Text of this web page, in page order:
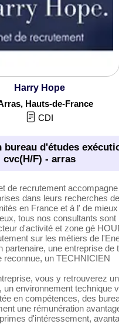
Harry Hope
, Hauts-de-France
CDI
bureau d'études
cvc(H/F) - arras
de recrutement accompagne
dans leurs recherches
en France et à l' de mieux
tous nos consultants sont
d'activité et zone gé
sur les métiers de
partenaire, une entreprise de
reconnue, un TECHNICIEN
vous y retrouverez
un environnement technique
en compétences, des
une rémunération
d'intéressement,